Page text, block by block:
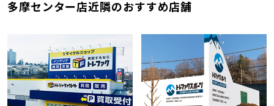
多摩センター店近隣のおすすめ店舗